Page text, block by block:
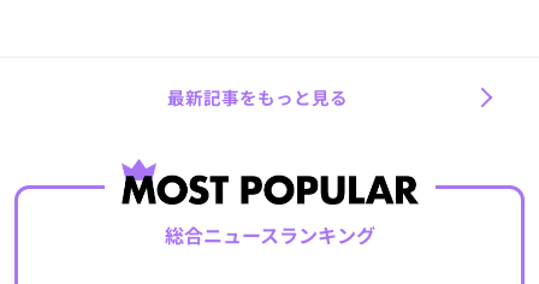
最新記事をもっと見る
総合ニュースランキング